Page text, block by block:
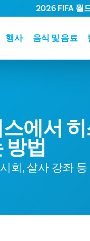
행사 음식 및 음료
2026 FIFA 월
에서
방법
회, 살사 강좌